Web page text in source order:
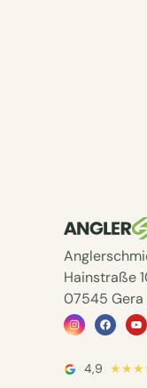
Hainstraße
07545 Gera
4,9